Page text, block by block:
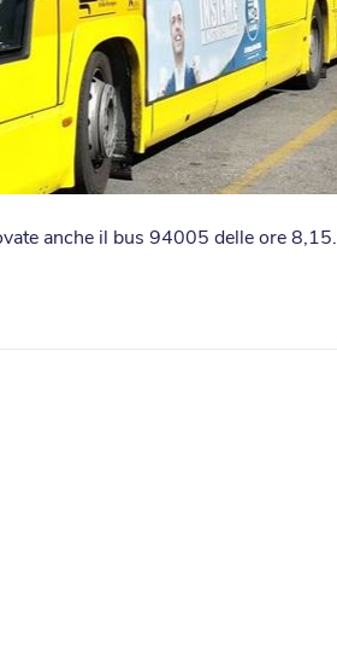
anche il bus 94005 delle ore 8,15.